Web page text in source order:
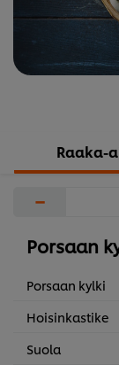
Raaka-
−
Porsaan
Porsaan kylki
Hoisinkastike
Suola